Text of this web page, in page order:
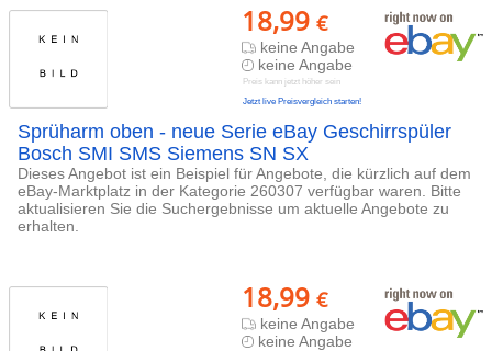
18,99 €
keine Angabe
keine Angabe
Preis kann jetzt höher sein
Jetzt live Preisvergleich starten!
Sprüharm oben - neue Serie eBay Geschirrspüler
Bosch SMI SMS Siemens SN SX
Dieses Angebot ist ein Beispiel für Angebote, die kürzlich auf dem
eBay-Marktplatz in der Kategorie 260307 verfügbar waren. Bitte
aktualisieren Sie die Suchergebnisse um aktuelle Angebote zu
erhalten.
18,99 €
keine Angabe
keine Angabe